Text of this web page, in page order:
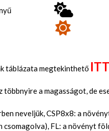
táblázata megtekinthető
többnyire a magasságot, de
neveljük, CSP8x8: a
FL: a növényt